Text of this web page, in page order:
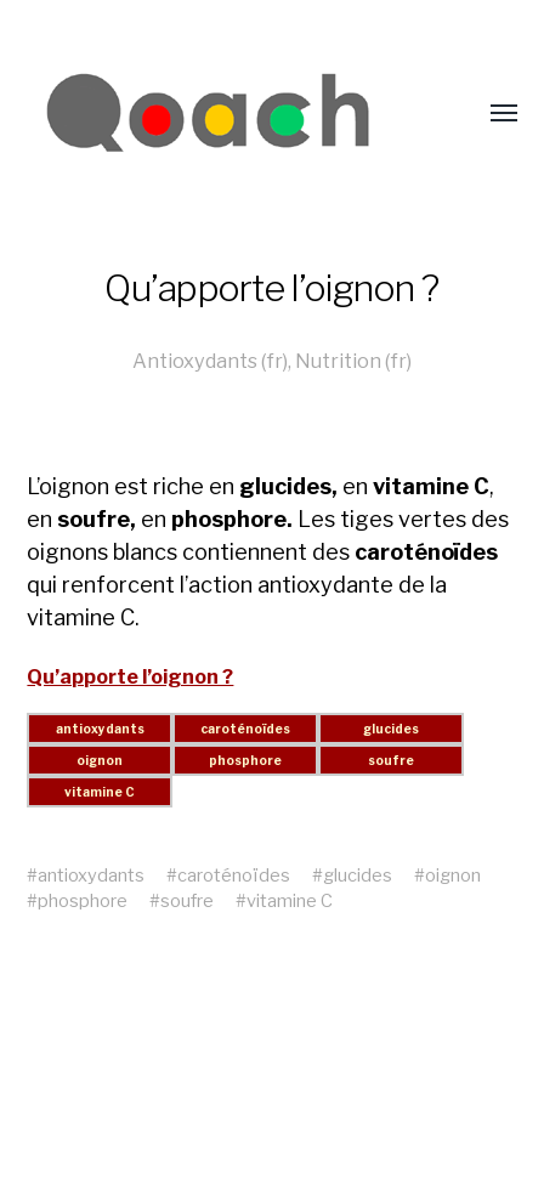
Qu’apporte l’oignon ?
Antioxydants (fr), Nutrition (fr)
L’oignon est riche en glucides, envitamine C,
en soufre, en phosphore. Les tiges vertes des
oignons blancs contiennent des caroténoïdes
qui renforcent l’action antioxydante de la
vitamine C.
Qu’apporte l’oignon ?
#antioxydants #caroténoïdes #glucides #oignon
#phosphore #soufre #vitamine C